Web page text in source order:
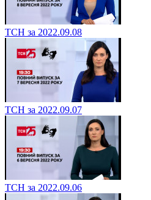
ТСН за 2022.09.08
ТСН за 2022.09.07
ТСН за 2022.09.06